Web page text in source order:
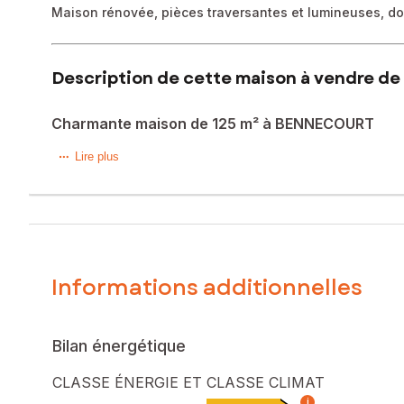
Maison rénovée, pièces traversantes et lumineuses,
Description de cette maison à vendre de
Charmante maison de 125 m² à BENNECOURT
Située à Bennecourt (78270) dans un cadre paisible de
toutes commodités et offrant un environnement
Cette maison récemment rénovée présente de belles
Un garage/abri de jardin et la présence d'une belle cave
Ce petit village face au Parc régional du Vexin français
Une école et des petits commerces (épicerie, restaurant,
Lire plus
Informations additionnelles
Bilan énergétique
CLASSE ÉNERGIE ET CLASSE CLIMAT